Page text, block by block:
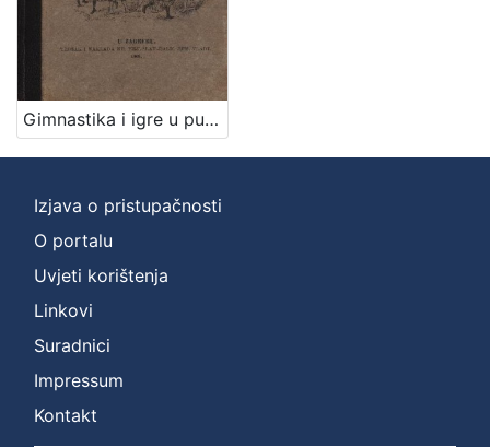
izdanja
Zagreb
1
Nakladnička
cjelina
Zagreb na pragu modernog doba
Digitalizirana zagrebačka baština
Sport
Gimnastika i igre u pučkoj školi / priredili Franjo Bučar i Viktor Rudolf
Izjava o pristupačnosti
O portalu
Uvjeti korištenja
Linkovi
Suradnici
Impressum
Kontakt